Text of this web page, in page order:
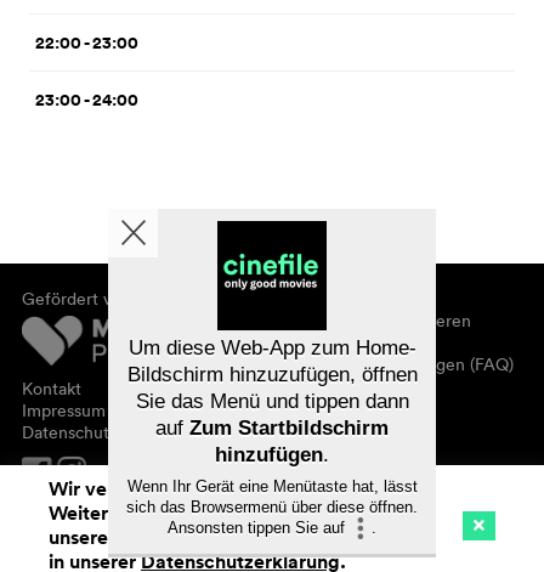
Kino Streaming Watchlist (
22:00 - 23:00
23:00 - 24:00
Gefördert von
Kontakt
Impressum
Datenschutz
Registrieren/abonnieren
Newsletter
Häufig gestellte Fragen (FAQ)
Gutscheine
Wir verwenden Cookies. Mit dem
Weitersurfen auf cinefile.ch stimmen Sie
unserer Cookie-Nutzung zu. Mehr Infos
in unsererDatenschutzerklärung.
Um diese Web-App zum Home-
Bildschirm hinzuzufügen, öffnen
Sie das Menü und tippen dann
auf Zum Startbildschirm
hinzufügen.
Wenn Ihr Gerät eine Menütaste hat, lässt
sich das Browsermenü über diese öffnen.
Ansonsten tippen Sie auf
.